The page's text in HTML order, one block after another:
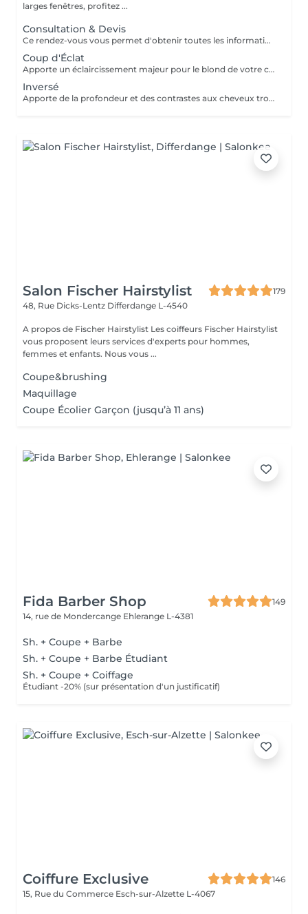
larges fenêtres, profitez ...
Consultation & Devis
Ce rendez-vous vous permet d'obtenir toutes les informations nécessaires avant votre prestation : - conseils personnalisés - étude de vos besoins - diagnostic du cheveu Le montant de la consultation sera déduit de votre prestation finale si vous réservez immédiatement après ce rendez-vous.
Coup d'Éclat
Apporte un éclaircissement majeur pour le blond de votre choix - consultation - balayage - soin epres - gloss - coupe & coiffage Le prix peut varier selon la quantité des produits utilisés.
Inversé
Apporte de la profondeur et des contrastes aux cheveux trop clairs suite à un balayage ou décoloration - consultation - balayage - soin epres - gloss - coupe & coiffage Le prix peut varier selon la quantité des produits utilisés.
Salon Fischer Hairstylist
179
48, Rue Dicks-Lentz Differdange L-4540
A propos de Fischer Hairstylist Les coiffeurs Fischer Hairstylist
vous proposent leurs services d'experts pour hommes,
femmes et enfants. Nous vous ...
Coupe&brushing
Maquillage
Coupe Écolier Garçon (jusqu’à 11 ans)
Fida Barber Shop
149
14, rue de Mondercange Ehlerange L-4381
Sh. + Coupe + Barbe
Sh. + Coupe + Barbe Étudiant
Sh. + Coupe + Coiffage
Étudiant -20% (sur présentation d'un justificatif)
Coiffure Exclusive
146
15, Rue du Commerce Esch-sur-Alzette L-4067